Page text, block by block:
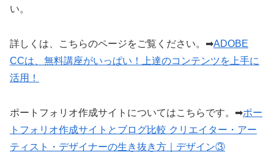
い。
詳しくは、こちらのページをご覧ください。➡ADOBE
CCは、無料講座がいっぱい！上達のコンテンツを上手に
活用！
ポートフォリオ作成サイトについてはこちらです。➡ポー
トフォリオ作成サイトとブログ比較 クリエイター・アー
ティスト・デザイナーの生き抜き方｜デザイン③